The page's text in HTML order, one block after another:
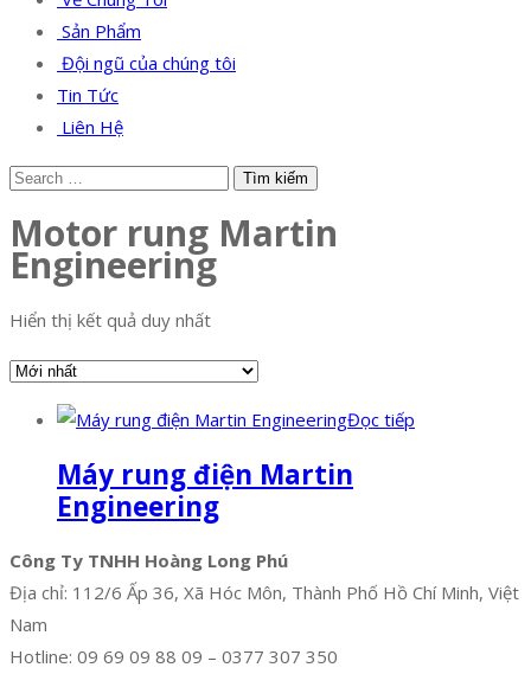
Sản Phẩm
Đội ngũ của chúng tôi
Tin Tức
Liên Hệ
Motor rung Martin
Engineering
Hiển thị kết quả duy nhất
Đọc tiếp
Máy rung điện Martin
Engineering
Công Ty TNHH Hoàng Long Phú
Địa chỉ: 112/6 Ấp 36, Xã Hóc Môn, Thành Phố Hồ Chí Minh, Việt
Nam
Hotline: 09 69 09 88 09 – 0377 307 350